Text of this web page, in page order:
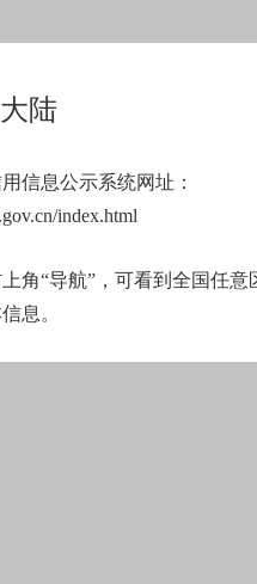
陆
信息公示系统网址：
index.html
角“导航”，可看到全国任意
息。